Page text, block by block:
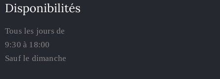
Disponibilités
Tous les jours de
9:30 à 18:00
Sauf le dimanche